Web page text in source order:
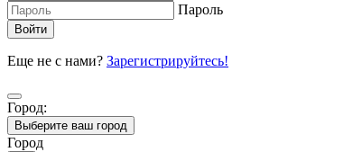
Пароль
Еще не с нами? Зарегистрируйтесь!
Город:
Выберите ваш город
Город